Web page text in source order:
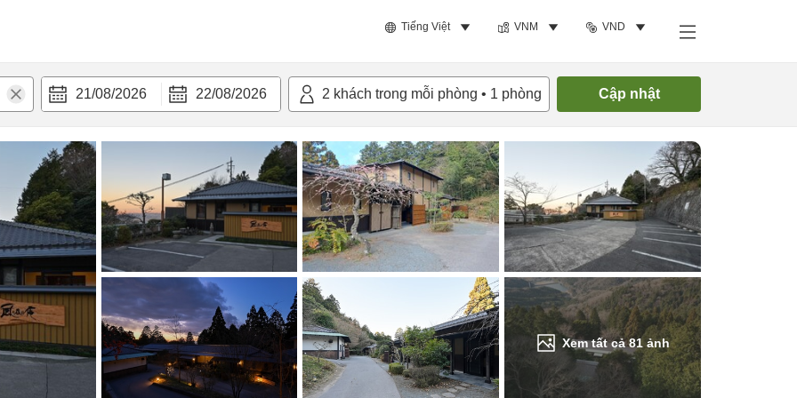
Tiếng Việt VNM VND
21/08/2026 22/08/2026 2 khách trong mỗi phòng • 1 phòng Cập nhật
Xem tất cả81ảnh
bật Tiện nghi Tìm phòng trống